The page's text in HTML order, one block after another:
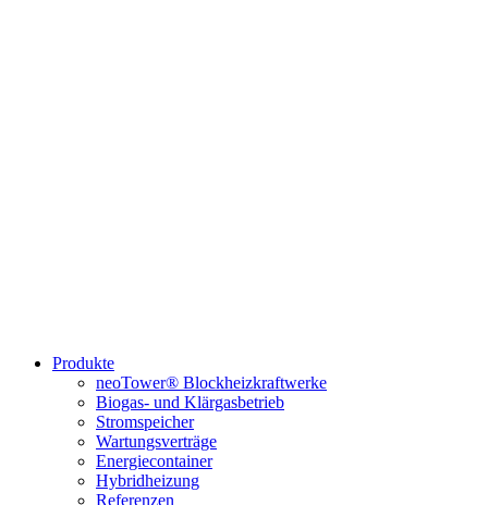
Produkte
neoTower® Blockheizkraftwerke
Biogas- und Klärgasbetrieb
Stromspeicher
Wartungsverträge
Energiecontainer
Hybridheizung
Referenzen